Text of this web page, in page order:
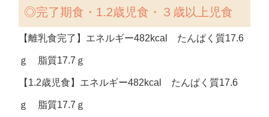
◎完了期食・1.2歳児食・３歳以上児食
【離乳食完了】エネルギー482kcal たんぱく質17.6
ｇ 脂質17.7ｇ
【1.2歳児食】エネルギー482kcal たんぱく質17.6
ｇ 脂質17.7ｇ